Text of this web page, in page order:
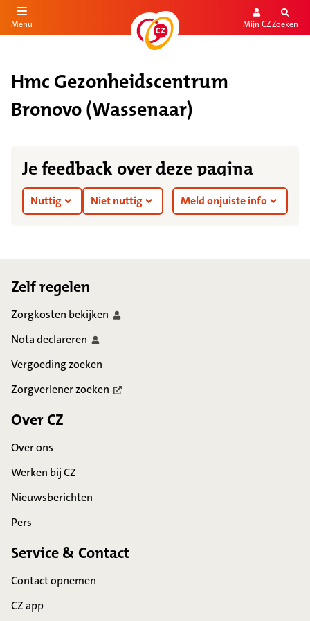
de inhoud
Menu Mijn CZZoeken
Hmc Gezonheidscentrum
Bronovo (Wassenaar)
Je feedback over deze pagina
Nuttig Niet nuttig Meld onjuiste info
Zelf regelen
Zorgkosten bekijken
Notadeclareren
Vergoeding zoeken
Zorgverlenerzoeken
Over CZ
Over ons
Werken bij CZ
Nieuwsberichten
Pers
Service & Contact
Contact opnemen
CZ app